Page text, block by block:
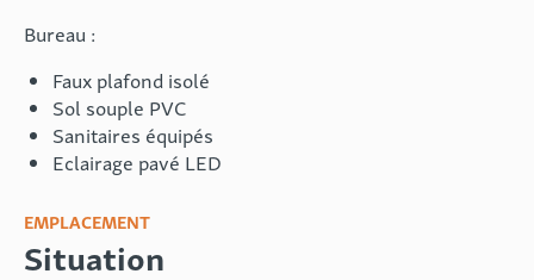
Bureau :
Faux plafond isolé
Sol souple PVC
Sanitaires équipés
Eclairage pavé LED
EMPLACEMENT
Situation